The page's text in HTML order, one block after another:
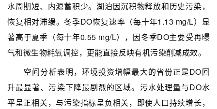
水周期短、内源蓄积少。湖泊因沉积物释放和历史污染，
恢复相对滞缓。冬季DO恢复速率（每十年1.13 mg/L）显
著高于夏季（每十年0.55 mg/L），因冬季DO主要受再曝
气和微生物耗氧调控，更能直接反映有机污染削减成效。
空间分析表明，环境投资增幅最大的省份正是DO回
升最显著、污染下降最剧烈的区域。污水处理量与DO水
平呈正相关，与污染指标呈负相关，即使人口持续增长，